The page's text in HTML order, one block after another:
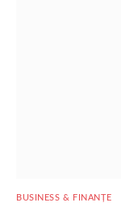
BUSINESS & FINANȚE